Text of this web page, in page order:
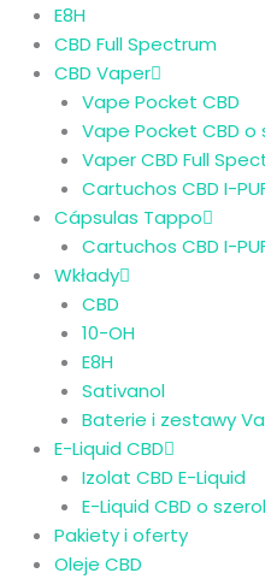
E8H
CBD Full Spectrum
CBD Vaper
Vape Pocket CBD
Vape Pocket CBD o
Vaper CBD Full
Cartuchos CBD I-
Cápsulas Tappo
Cartuchos CBD I-
Wkłady
CBD
10-OH
E8H
Sativanol
Baterie i zestawy
E-Liquid CBD
Izolat CBD E-Liquid
E-Liquid CBD o
Pakiety i oferty
Oleje CBD